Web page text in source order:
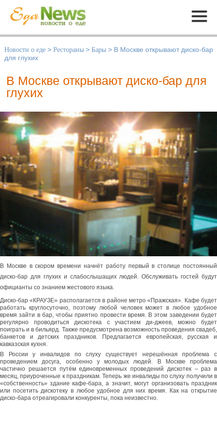
Меню
Новости о еде > Рестораны > Бары > В Москве открывают диско-бар
для глухих
В Москве открывают диско-бар для
глухих
В Москве в скором времени начнёт работу первый в столице постоянный
диско-бар для глухих и слабослышащих людей. Обслуживать гостей будут
официанты со знанием жестового языка.
Диско-бар «КРАУЗЕ» располагается в районе метро «Пражская». Кафе будет
работать круглосуточно, поэтому любой человек может в любое удобное
время зайти в бар, чтобы приятно провести время. В этом заведении будет
регулярно проводиться дискотека с участием ди-джеев, можно будет
поиграть и в бильярд. Также предусмотрена возможность проведения свадеб,
банкетов и детских праздников. Предлагается европейская, русская и
кавказская кухня.
В России у инвалидов по слуху существует нерешённая проблема с
проведением досуга, особенно у молодых людей. В Москве проблема
частично решается путём единовременных проведений дискотек – раз в
месяц, приуроченные к праздникам. Теперь же инвалиды по слуху получили в
«собственность» здание кафе-бара, а значит, могут организовать праздник
или посетить дискотеку в любое удобное для них время. Как на открытие
диско-бара отреагировали конкуренты, пока неизвестно.